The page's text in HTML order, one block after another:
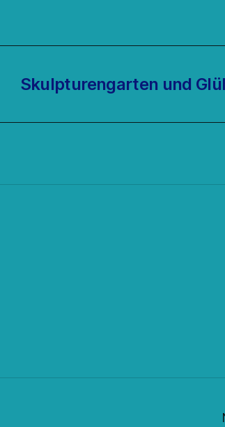
Skulpturengarten und